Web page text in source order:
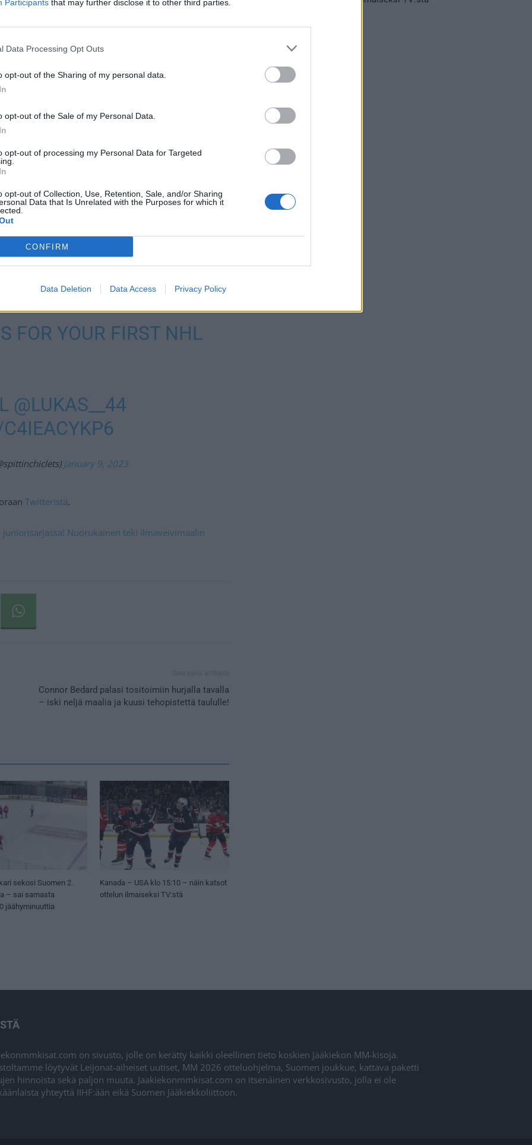
Participants that may further disclose it to other third parties.
Data Processing Opt Outs
opt-out of the Sharing of my personal data.
opt-out of the Sale of my Personal Data.
opt-out of processing my Personal Data for Targeted
opt-out of Collection, Use, Retention, Sale, and/or Sharing
Data that Is Unrelated with the Purposes for which it
CONFIRM
Data Deletion Data Access Privacy Policy
sopivasti päivystämässä.
ja nuorukainen nakutti kiekon sisään
videon osumasta alta.
tyylillä
FOR YOUR FIRST NHL
@LUKAS__44
January 9, 2023
Twitteristä.
Nuorukainen teki ilmaveivimaalin
Connor Bedard palasi tositoimiin hurjalla tavalla
– iski neljä maalia ja kuusi tehopistettä taululle!
sekosi Suomen 2.
– sai samasta
jäähyminuuttia
Kanada – USA klo 15:10 – näin katsot
ottelun ilmaiseksi TV:stä
28.05.2026 15:09
on sivusto, jolle on kerätty kaikki oleellinen tieto koskien Jääkiekon MM-kisoja.
löytyvät Leijonat-aiheiset uutiset, MM 2026 otteluohjelma, Suomen joukkue, kattava paketti
hinnoista sekä paljon muuta. Jaakiekonmmkisat.com on itsenäinen verkkosivusto, jolla ei ole
yhteyttä IIHF:ään eikä Suomen Jääkiekkoliittoon.